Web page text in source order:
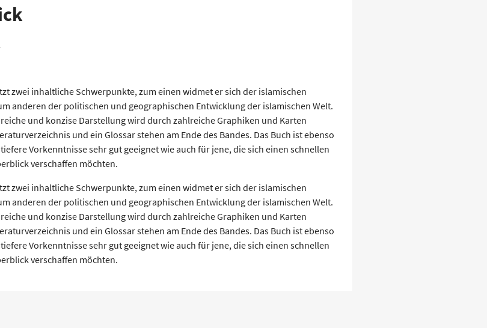
zwei inhaltliche Schwerpunkte, zum einen widmet er sich der islamischen
anderen der politischen und geographischen Entwicklung der islamischen Welt.
und konzise Darstellung wird durch zahlreiche Graphiken und Karten
und ein Glossar stehen am Ende des Bandes. Das Buch ist ebenso
Vorkenntnisse sehr gut geeignet wie auch für jene, die sich einen schnellen
verschaffen möchten.
zwei inhaltliche Schwerpunkte, zum einen widmet er sich der islamischen
anderen der politischen und geographischen Entwicklung der islamischen Welt.
und konzise Darstellung wird durch zahlreiche Graphiken und Karten
und ein Glossar stehen am Ende des Bandes. Das Buch ist ebenso
Vorkenntnisse sehr gut geeignet wie auch für jene, die sich einen schnellen
verschaffen möchten.